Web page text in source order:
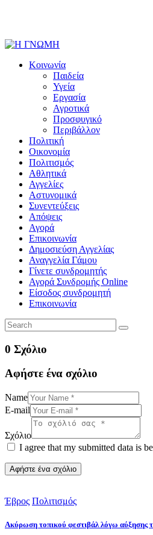
Κοινωνία
Παιδεία
Υγεία
Εργασία
Αγροτικά
Προσφυγικό
Περιβάλλον
Πολιτική
Οικονομία
Πολιτισμός
Αθλητικά
Αγγελίες
Αστυνομικά
Συνεντεύξεις
Απόψεις
Αγορά
Επικοινωνία
Δημοσιεύση Αγγελίας
Αναγγελία Γάμου
Γίνετε συνδρομητής
Αγορά Συνδρομής Online
Είσοδος συνδρομητή
Επικοινωνία
0 Σχόλιο
Αφήστε ένα σχόλιο
Name
E-mail
Σχόλιο
I agree that my submitted data is
Έβρος Πολιτισμός
Ακύρωση τοπικού φεστιβάλ λόγω αύξησης